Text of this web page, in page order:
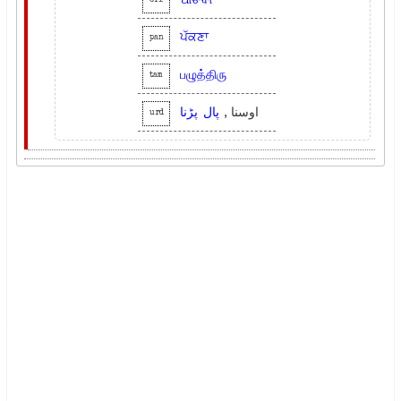
pan ਪੱਕਣਾ
tam பழுத்திரு
urd اوسنا , پال پڑنا